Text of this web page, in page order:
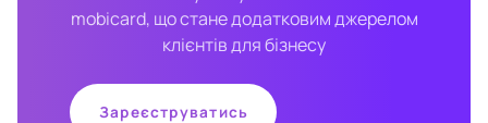
mobicard, що стане додатковим джерелом
клієнтів для бізнесу
Зареєструватись